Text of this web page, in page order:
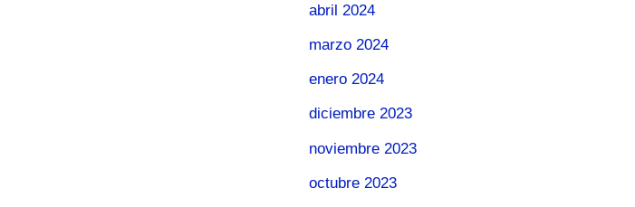
abril 2024
marzo 2024
enero 2024
diciembre 2023
noviembre 2023
octubre 2023